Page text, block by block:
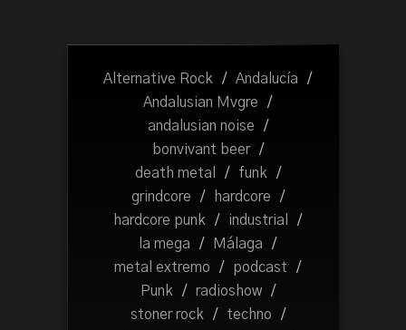
Alternative Rock / Andalucía
/
Andalusian Mvgre
/
andalusian noise
/
bonvivant beer
/
death metal
/ funk
/
grindcore
/ hardcore
/
hardcore punk
/ industrial
/
la mega
/ Málaga
/
metal extremo
/ podcast
/
Punk
/ radioshow
/
stoner rock
/ techno
/